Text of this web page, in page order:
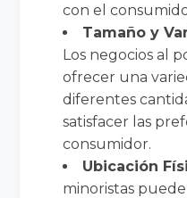
con el
Tamaño y
Los negocios al
ofrecer una
diferentes
satisfacer las
consumidor.
Ubicación
minoristas